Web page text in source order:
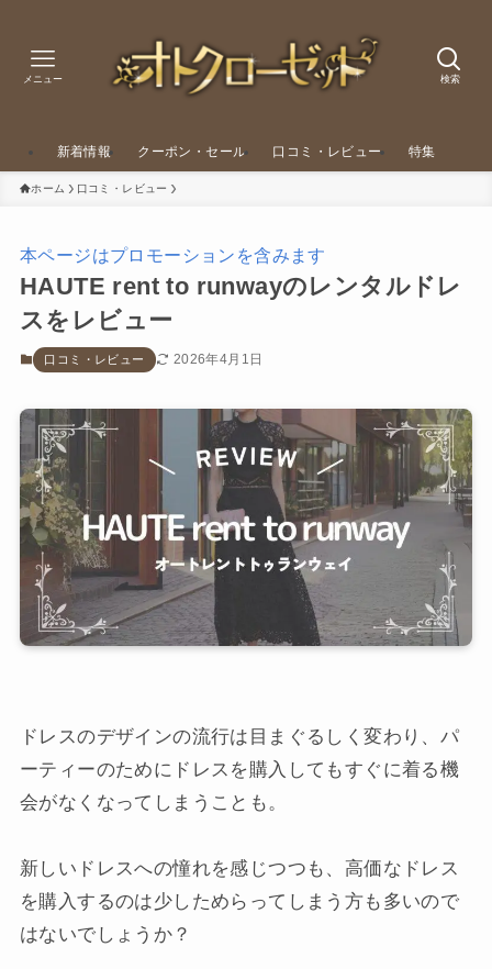
検索
メニュー
新着情報 クーポン・セール 口コミ・レビュー 特集
ホーム 口コミ・レビュー
本ページはプロモーションを含みます
HAUTE rent to runwayのレンタルドレ
スをレビュー
口コミ・レビュー 2026年4月1日
ドレスのデザインの流行は目まぐるしく変わり、パ
ーティーのためにドレスを購入してもすぐに着る機
会がなくなってしまうことも。
新しいドレスへの憧れを感じつつも、高価なドレス
を購入するのは少しためらってしまう方も多いので
はないでしょうか？